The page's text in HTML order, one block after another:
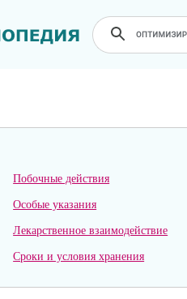
Побочные действия
Особые указания
Лекарственное взаимодействие
Сроки и условия хранения